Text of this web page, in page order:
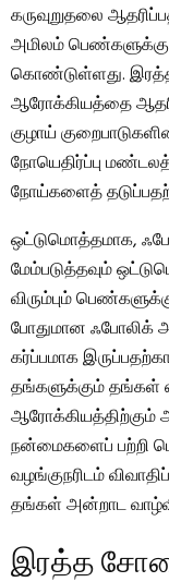
கருவுறுதலை
அமிலம்
கொண்டுள்ளது.
ஆரோக்கியத்தை
குழாய்
நோயெதிர்ப்பு
நோய்களைத்
ஒட்டுமொத்தமாக,
மேம்படுத்தவும்
விரும்பும்
போதுமான ஃபோலிக்
கர்ப்பமாக
தங்களுக்கும் தங்கள்
ஆரோக்கியத்திற்கும்
நன்மைகளைப் பற்றி
வழங்குநரிடம்
தங்கள் அன்றாட
இரத்த